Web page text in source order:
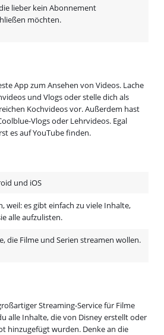
lieber kein Abonnement
möchten.
App zum Ansehen von Videos. Lache
und Vlogs oder stelle dich als
Kochvideos vor. Außerdem hast
Vlogs oder Lehrvideos. Egal
es auf YouTube finden.
und iOS
weil: es gibt einfach zu viele Inhalte,
alle aufzulisten.
die Filme und Serien streamen wollen.
Streaming-Service für Filme
alle Inhalte, die von Disney erstellt oder
hinzugefügt wurden. Denke an die